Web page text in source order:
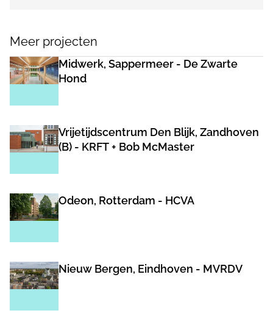
Meer projecten
Midwerk, Sappermeer - De Zwarte
Hond
Vrijetijdscentrum Den Blijk, Zandhoven
(B) - KRFT + Bob McMaster
Odeon, Rotterdam - HCVA
Nieuw Bergen, Eindhoven - MVRDV